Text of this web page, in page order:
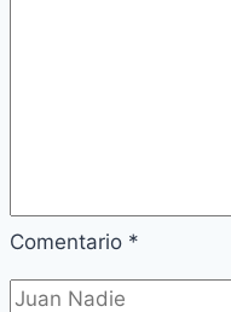
Comentario *